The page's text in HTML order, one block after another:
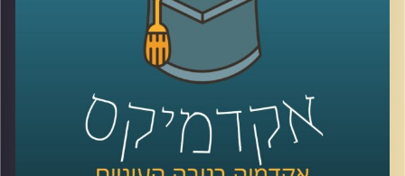
איך מעבר ימי יחסית קטן מצליח להשפיע על מחירי האנרגיה,
על שרשראות אספקה, ובסוף גם על יוקר המחיה של כולנו?
ולמה גם מדינות שלא תלויות בו ישירות, עדיין מושפעות מכל
מה שקורה שם?
כדי להבין את כל זאת ועוד, נמצא איתנו היום אברי שכטר, מנהל
מכון ינאי לביטחון אנרגטי באוניברסיטת רייכמן